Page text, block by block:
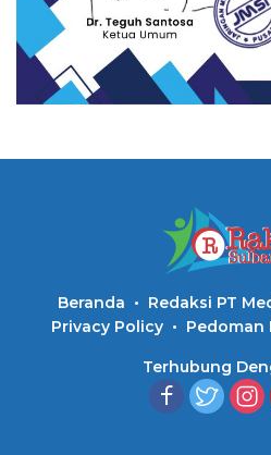
Beranda
Redaksi PT
Privacy Policy
Pedoman
Terhubung